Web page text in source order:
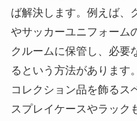
ば解決します。例えば、
やサッカーユニフォーム
クルームに保管し、必要
るという方法があります
コレクション品を飾るス
スプレイケースやラック